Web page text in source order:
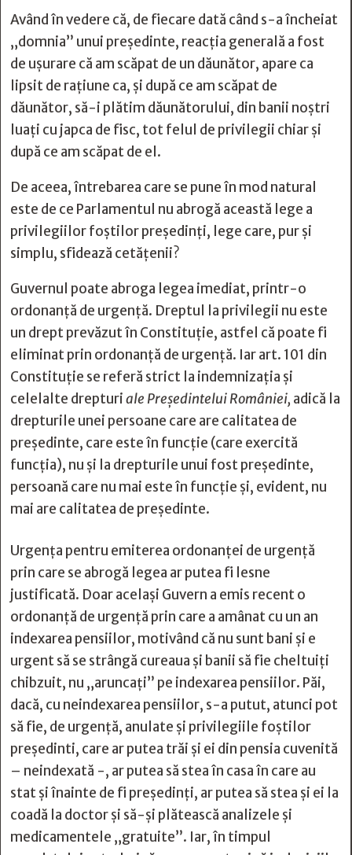
Având în vedere că, de fiecare dată când s-a încheiat
„domnia” unui președinte, reacția generală a fost
de ușurare că am scăpat de un dăunător, apare ca
lipsit de rațiune ca, și după ce am scăpat de
dăunător, să-i plătim dăunătorului, din banii noștri
luați cu japca de fisc, tot felul de privilegii chiar și
după ce am scăpat de el.
De aceea, întrebarea care se pune în mod natural
este de ce Parlamentul nu abrogă această lege a
privilegiilor foștilor președinți, lege care, pur și
simplu, sfidează cetățenii?
Guvernul poate abroga legea imediat, printr-o
ordonanță de urgență. Dreptul la privilegii nu este
un drept prevăzut în Constituție, astfel că poate fi
eliminat prin ordonanță de urgență. Iar art. 101 din
Constituție se referă strict la indemnizaţia şi
celelalte drepturiale Preşedintelui României, adică la
drepturile unei persoane care are calitatea de
președinte, care este în funcție (care exercită
funcția), nu și la drepturile unui fost președinte,
persoană care nu mai este în funcție și, evident, nu
mai are calitatea de președinte.
Urgența pentru emiterea ordonanței de urgență
prin care se abrogă legea ar putea fi lesne
justificată. Doar același Guvern a emis recent o
ordonanță de urgență prin care a amânat cu un an
indexarea pensiilor, motivând că nu sunt bani și e
urgent să se strângă cureaua și banii să fie cheltuiți
chibzuit, nu „aruncați” pe indexarea pensiilor. Păi,
dacă, cu neindexarea pensiilor, s-a putut, atunci pot
să fie, de urgență, anulate și privilegiile foștilor
președinti, care ar putea trăi și ei din pensia cuvenită
– neindexată -, ar putea să stea în casa în care au
stat și înainte de fi președinți, ar putea să stea și ei la
coadă la doctor și să-și plătească analizele și
medicamentele „gratuite”. Iar, în timpul